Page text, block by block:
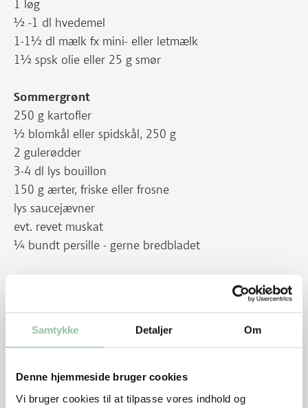
Samtykke Detaljer Om
Denne hjemmeside bruger cookies
Vi bruger cookies til at tilpasse vores indhold og
1 løg
½ -1 dl hvedemel
1-1½ dl mælk fx mini- eller letmælk
1½ spsk olie eller 25 g smør
Sommergrønt
250 g kartofler
½ blomkål eller spidskål, 250 g
2 gulerødder
3-4 dl lys bouillon
150 g ærter, friske eller frosne
lys saucejævner
evt. revet muskat
¼ bundt persille - gerne bredbladet
Rør kødet med salt, peber, æg og revet løg. Tilsæt
steges.